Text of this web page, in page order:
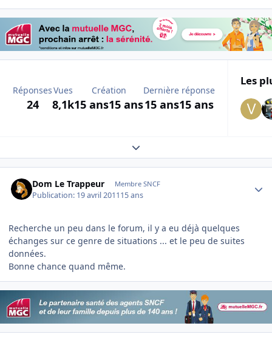
Réponses
24
Vues
8,1k
Création
15 ans15 ans
Dernière réponse
15 ans15 ans
Les
Expand topic overview
Dom Le Trappeur Membre SNCF
Publication: 19 avril 201115 ans
Recherche un peu dans le forum, il y a eu déjà quelques
échanges sur ce genre de situations ... et le peu de suites
données.
Bonne chance quand même.